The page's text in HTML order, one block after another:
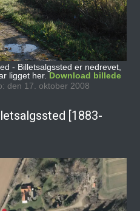
- Billetsalgssted er nedrevet,
ligget her. Download billede
den 17. oktober 2008
[1883-